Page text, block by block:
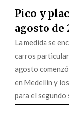
Pico y
agosto de
La medida se
carros
agosto
en Medellín y
para el segundo